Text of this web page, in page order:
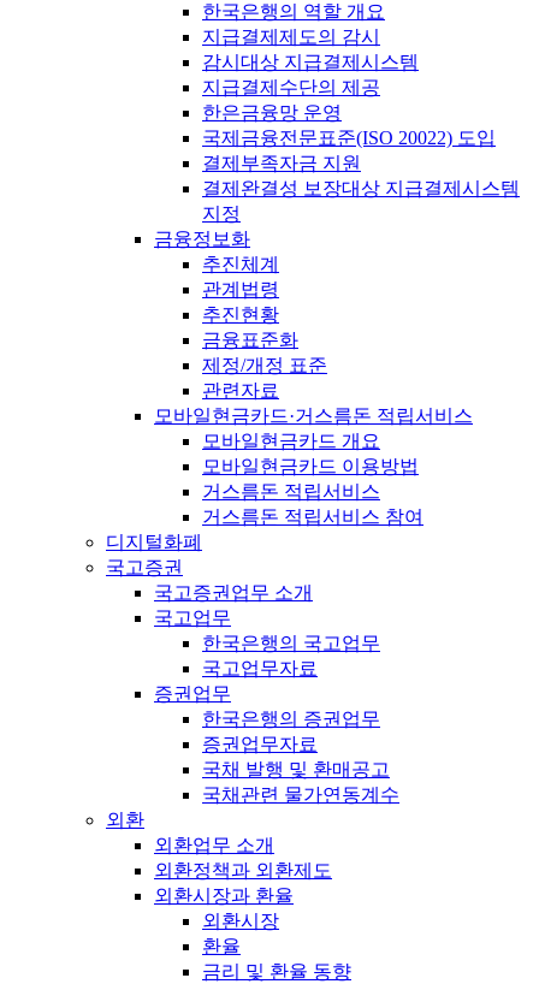
한국은행의 역할 개요
지급결제제도의 감시
감시대상 지급결제시스템
지급결제수단의 제공
한은금융망 운영
국제금융전문표준(ISO 20022) 도입
결제부족자금 지원
결제완결성 보장대상 지급결제시스템
지정
금융정보화
추진체계
관계법령
추진현황
금융표준화
제정/개정 표준
관련자료
모바일현금카드·거스름돈 적립서비스
모바일현금카드 개요
모바일현금카드 이용방법
거스름돈 적립서비스
거스름돈 적립서비스 참여
디지털화폐
국고증권
국고증권업무 소개
국고업무
한국은행의 국고업무
국고업무자료
증권업무
한국은행의 증권업무
증권업무자료
국채 발행 및 환매공고
국채관련 물가연동계수
외환
외환업무 소개
외환정책과 외환제도
외환시장과 환율
외환시장
환율
금리 및 환율 동향